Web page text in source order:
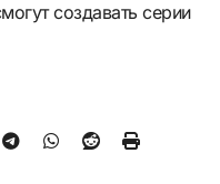
создавать серии